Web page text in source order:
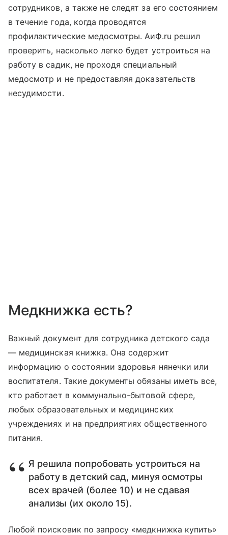
сотрудников, а также не следят за его состоянием
в течение года, когда проводятся
профилактические медосмотры. АиФ.ru решил
проверить, насколько легко будет устроиться на
работу в садик, не проходя специальный
медосмотр и не предоставляя доказательств
несудимости.
Медкнижка есть?
Важный документ для сотрудника детского сада
— медицинская книжка. Она содержит
информацию о состоянии здоровья нянечки или
воспитателя. Такие документы обязаны иметь все,
кто работает в коммунально-бытовой сфере,
любых образовательных и медицинских
учреждениях и на предприятиях общественного
питания.
Я решила попробовать устроиться на
работу в детский сад, минуя осмотры
всех врачей (более 10) и не сдавая
анализы (их около 15).
Любой поисковик по запросу «медкнижка купить»